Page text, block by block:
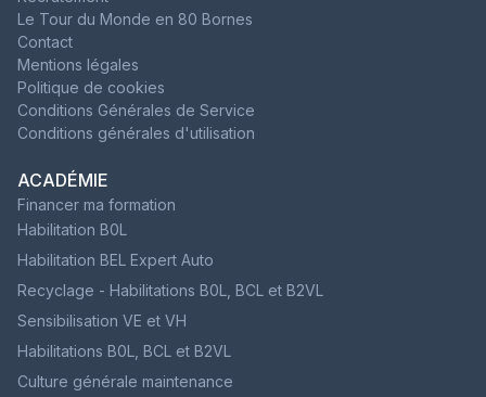
Le Tour du Monde en 80 Bornes
Contact
Mentions légales
Politique de cookies
Conditions Générales de Service
Conditions générales d'utilisation
ACADÉMIE
Financer ma formation
Habilitation B0L
Habilitation BEL Expert Auto
Recyclage - Habilitations B0L, BCL et B2VL
Sensibilisation VE et VH
Habilitations B0L, BCL et B2VL
Culture générale maintenance